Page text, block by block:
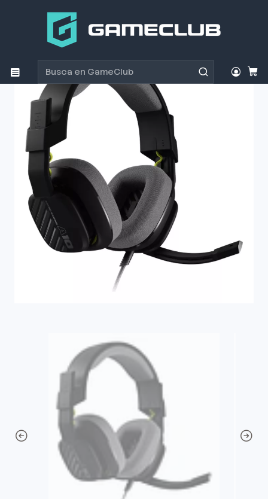
Productos
Audífono Gamer Logitech ASTRO A10 Gen2 PlayStation